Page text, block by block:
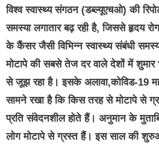
विश्व स्वास्थ्य संगठन (डब्ल्यूएचओ) की
समस्या लगातार बढ़ रही है, जिससे हृदय
के कैंसर जैसी विभिन्न स्वास्थ्य संबंधी
मोटापे की सबसे तेज दर वाले देशों में शुमार
से जूझ रहा है। इसके अलावा,कोविड-19
सामने रखा है कि किस तरह से मोटापे से
प्रति संवेदनशील होते हैं। अनुमान के
लोग मोटापे से ग्रस्त हैं। इस साल की